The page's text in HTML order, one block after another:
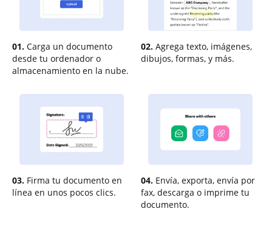
01. Carga un documento
desde tu ordenador o
almacenamiento en la nube.
02. Agrega texto, imágenes,
dibujos, formas, y más.
03. Firma tu documento en
línea en unos pocos clics.
04. Envía, exporta, envía por
fax, descarga o imprime tu
documento.